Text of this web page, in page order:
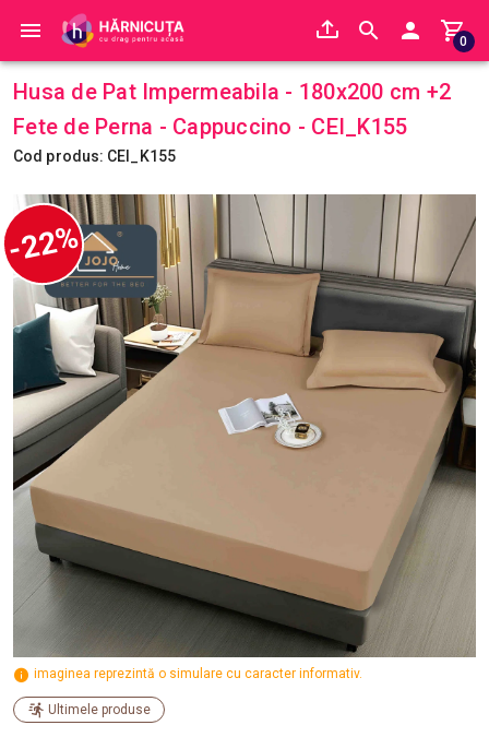
0
Husa de Pat Impermeabila - 180x200 cm +2
Fete de Perna - Cappuccino - CEI_K155
Cod produs: CEI_K155
-22%
imaginea reprezintă o simulare cu caracter informativ.
Ultimele produse